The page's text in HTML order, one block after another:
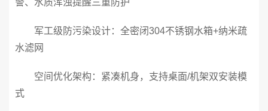
警、水质浑浊提醒三重防护
军工级防污染设计：全密闭304不锈钢水箱+纳米疏
水滤网
空间优化架构：紧凑机身，支持桌面/机架双安装模
式